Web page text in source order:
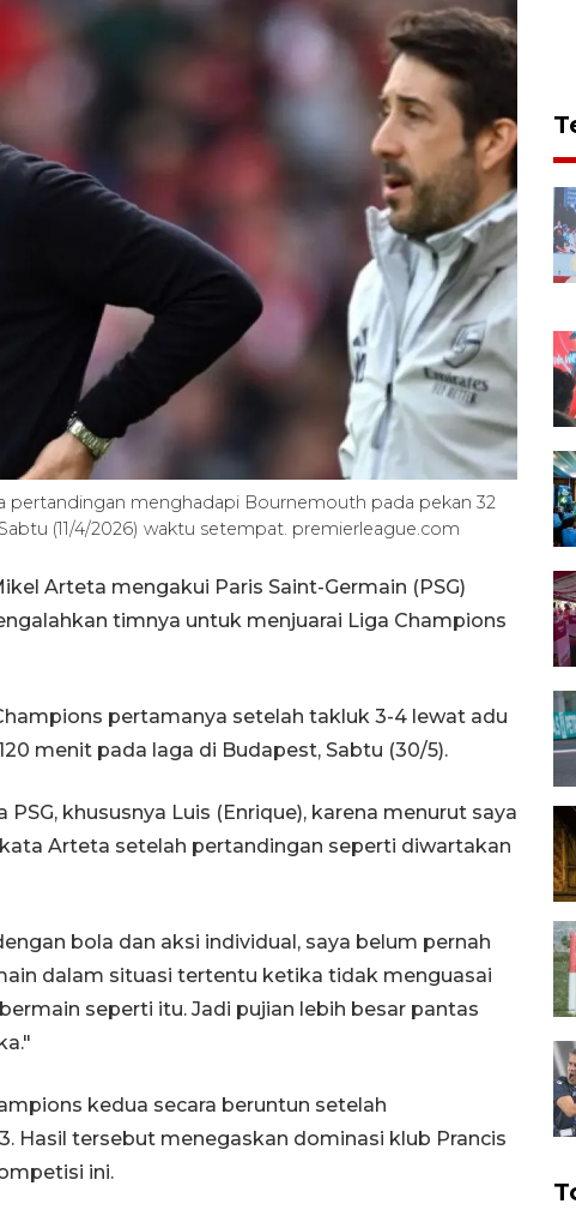
pertandingan menghadapi Bournemouth pada pekan 32
(11/4/2026) waktu setempat. premierleague.com
Arteta mengakui Paris Saint-Germain (PSG)
timnya untuk menjuarai Liga Champions
pertamanya setelah takluk 3-4 lewat adu
menit pada laga di Budapest, Sabtu (30/5).
khususnya Luis (Enrique), karena menurut saya
Arteta setelah pertandingan seperti diwartakan
bola dan aksi individual, saya belum pernah
dalam situasi tertentu ketika tidak menguasai
seperti itu. Jadi pujian lebih besar pantas
kedua secara beruntun setelah
Hasil tersebut menegaskan dominasi klub Prancis
ini.